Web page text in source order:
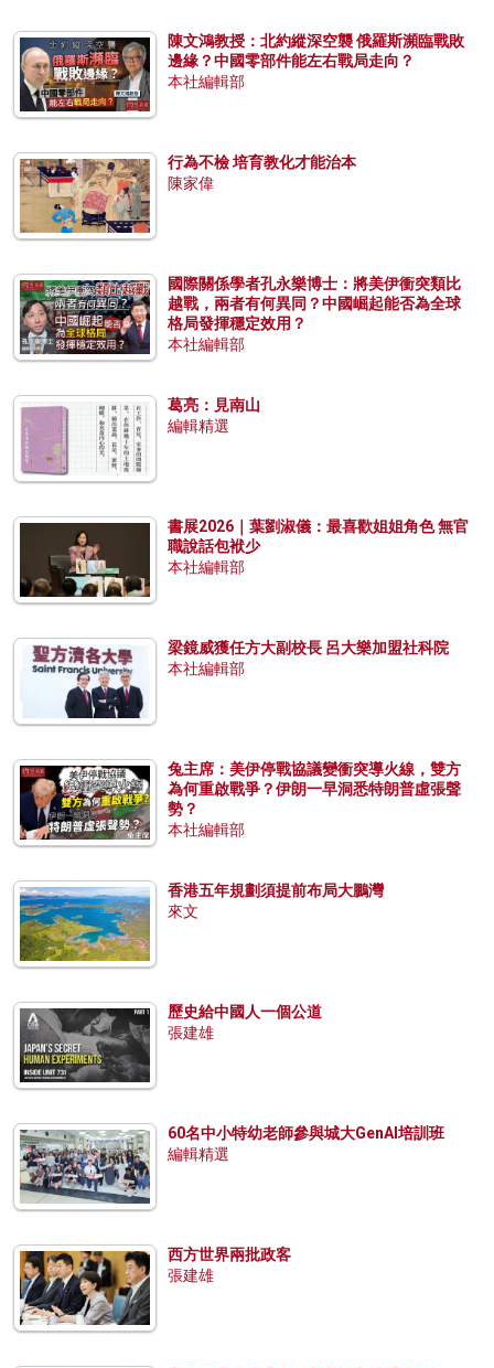
陳文鴻教授：北約縱深空襲 俄羅斯瀕臨戰敗
邊緣？中國零部件能左右戰局走向？
本社編輯部
行為不檢 培育教化才能治本
陳家偉
國際關係學者孔永樂博士：將美伊衝突類比
越戰，兩者有何異同？中國崛起能否為全球
格局發揮穩定效用？
本社編輯部
葛亮：見南山
編輯精選
書展2026｜葉劉淑儀：最喜歡姐姐角色 無官
職說話包袱少
本社編輯部
梁鏡威獲任方大副校長 呂大樂加盟社科院
本社編輯部
兔主席：美伊停戰協議變衝突導火線，雙方
為何重啟戰爭？伊朗一早洞悉特朗普虛張聲
勢？
本社編輯部
香港五年規劃須提前布局大鵬灣
來文
歷史給中國人一個公道
張建雄
60名中小特幼老師參與城大GenAI培訓班
編輯精選
西方世界兩批政客
張建雄